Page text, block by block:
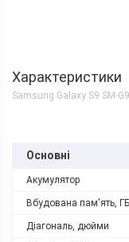
Характеристики
Samsung Galaxy S9 SM-
Основні
Акумулятор
Вбудована пам'ять, ГБ
Діагональ, дюйми